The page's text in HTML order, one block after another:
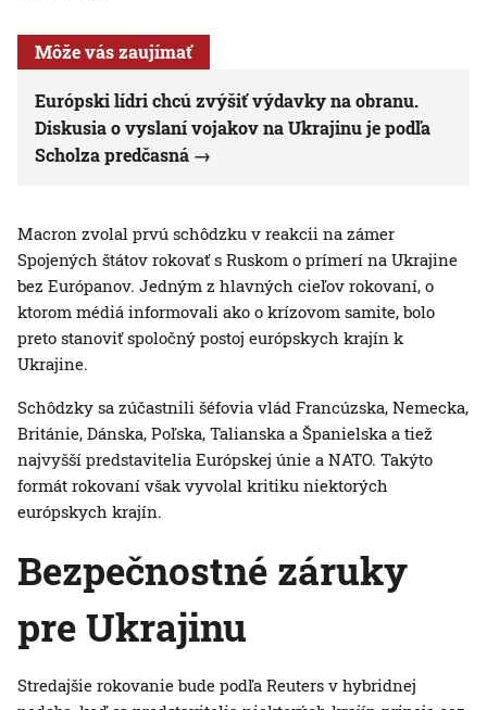
Môže vás zaujímať
Európski lídri chcú zvýšiť výdavky na obranu.
Diskusia o vyslaní vojakov na Ukrajinu je podľa
Scholza predčasná
Macron zvolal prvú schôdzku v reakcii na zámer
Spojených štátov rokovať s Ruskom o prímerí na Ukrajine
bez Európanov. Jedným z hlavných cieľov rokovaní, o
ktorom médiá informovali ako o krízovom samite, bolo
preto stanoviť spoločný postoj európskych krajín k
Ukrajine.
Schôdzky sa zúčastnili šéfovia vlád Francúzska, Nemecka,
Británie, Dánska, Poľska, Talianska a Španielska a tiež
najvyšší predstavitelia Európskej únie a NATO. Takýto
formát rokovaní však vyvolal kritiku niektorých
európskych krajín.
Bezpečnostné záruky
pre Ukrajinu
Stredajšie rokovanie bude podľa Reuters v hybridnej